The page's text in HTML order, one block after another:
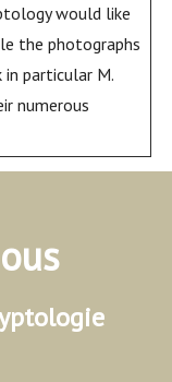
would like
the photographs
particular M.
numerous